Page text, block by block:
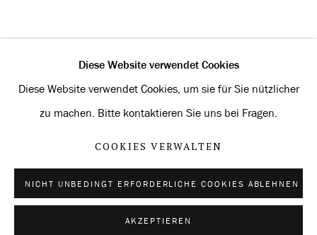
Cookies verwalten
Diese Website verwendet Cookies
Diese Website verwendet Cookies, um sie für Sie nützlicher
zu machen. Bitte kontaktieren Sie uns bei Fragen.
COOKIES VERWALTEN
NICHT UNBEDINGT ERFORDERLICHE COOKIES ABLEHNEN
AKZEPTIEREN